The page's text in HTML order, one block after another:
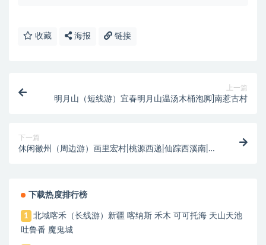
收藏 海报 链接
上一篇
明月山（短线游）宜春明月山温汤木桶泡脚]南惹古村
下一篇
休闲徽州（周边游）画里宏村|桃源西递|仙踪西溪南|木
下载热度排行榜
1
北域喀禾（长线游）新疆 喀纳斯 禾木 可可托海 天山天池
吐鲁番 魔鬼城